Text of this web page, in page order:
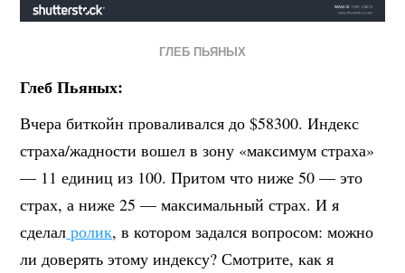
ГЛЕБ ПЬЯНЫХ
Глеб Пьяных:
Вчера биткойн проваливался до $58300. Индекс
страха/жадности вошел в зону «максимум страха»
— 11 единиц из 100. Притом что ниже 50 — это
страх, а ниже 25 — максимальный страх. И я
сделал ролик, в котором задался вопросом: можно
ли доверять этому индексу? Смотрите, как я